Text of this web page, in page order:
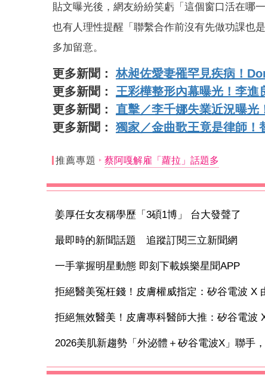
貼文曝光後，網友紛紛笑虧「這個窗口活在哪
也有人理性提醒「聯繫合作前沒有先做功課也
多加留意。
更多新聞：林昶佐愛妻罹罕見疾病！
更多新聞： 王彩樺整形內幕曝光！李
更多新聞： 直擊／李千娜失業近況曝
更多新聞： 獨家／金曲歌王竟是律師
推薦專題 蔡阿嘎解雇「蘿拉」話題多
姜厚任女友稱學歷「3碩1博」 台大發聲了
最即時的新聞話題 追蹤訂閱三立新聞網
一手掌握明星動態 即刻下載娛樂星聞APP
拒絕醫美冤枉錢！皮膚權威指定：矽谷電波 X
拒絕無效醫美！皮膚專科醫師大推：矽谷電波
2026美肌新趨勢「外泌體＋矽谷電波X」聯手